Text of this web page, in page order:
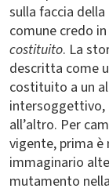
sulla faccia della
comune credo
costituito. La
descritta come
costituito a un
intersoggettivo,
all’altro. Per
vigente, prima è
immaginario
mutamento